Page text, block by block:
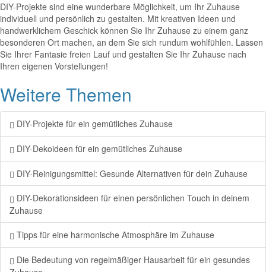
DIY-Projekte sind eine wunderbare Möglichkeit, um Ihr Zuhause
individuell und persönlich zu gestalten. Mit kreativen Ideen und
handwerklichem Geschick können Sie Ihr Zuhause zu einem ganz
besonderen Ort machen, an dem Sie sich rundum wohlfühlen. Lassen
Sie Ihrer Fantasie freien Lauf und gestalten Sie Ihr Zuhause nach
Ihren eigenen Vorstellungen!
Weitere Themen
DIY-Projekte für ein gemütliches Zuhause
DIY-Dekoideen für ein gemütliches Zuhause
DIY-Reinigungsmittel: Gesunde Alternativen für dein Zuhause
DIY-Dekorationsideen für einen persönlichen Touch in deinem
Zuhause
Tipps für eine harmonische Atmosphäre im Zuhause
Die Bedeutung von regelmäßiger Hausarbeit für ein gesundes